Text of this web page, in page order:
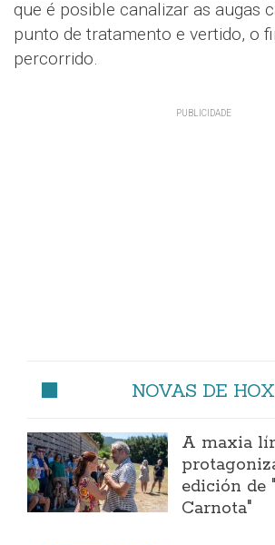
que é posible canalizar as augas
punto de tratamento e vertido, o
percorrido.
NOVAS DE
A maxia
edición de
Carnota"